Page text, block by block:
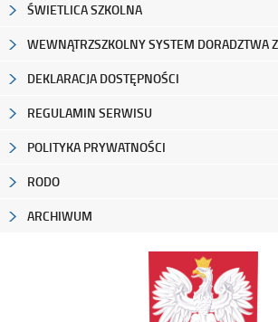
ŚWIETLICA SZKOLNA
WEWNĄTRZSZKOLNY SYSTEM DORADZTWA
DEKLARACJA DOSTĘPNOŚCI
REGULAMIN SERWISU
POLITYKA PRYWATNOŚCI
RODO
ARCHIWUM